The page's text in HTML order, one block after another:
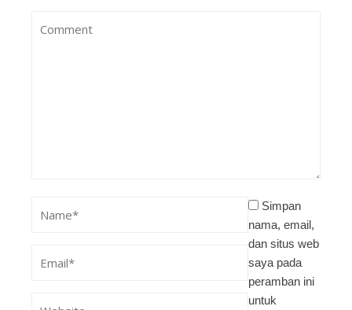
Simpan
nama, email,
dan situs web
saya pada
peramban ini
untuk